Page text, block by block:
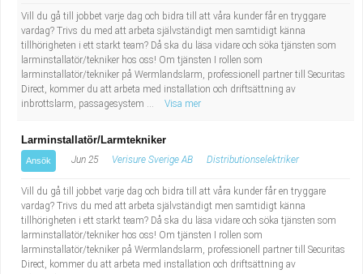
Vill du gå till jobbet varje dag och bidra till att våra kunder får en tryggare
vardag? Trivs du med att arbeta självständigt men samtidigt känna
tillhörigheten i ett starkt team? Då ska du läsa vidare och söka tjänsten som
larminstallatör/tekniker hos oss! Om tjänsten I rollen som
larminstallatör/tekniker på Wermlandslarm, professionell partner till Securitas
Direct, kommer du att arbeta med installation och driftsättning av
inbrottslarm, passagesystem ...
Visa mer
Larminstallatör/Larmtekniker
Ansök Jun 25 Verisure Sverige AB Distributionselektriker
Vill du gå till jobbet varje dag och bidra till att våra kunder får en tryggare
vardag? Trivs du med att arbeta självständigt men samtidigt känna
tillhörigheten i ett starkt team? Då ska du läsa vidare och söka tjänsten som
larminstallatör/tekniker hos oss! Om tjänsten I rollen som
larminstallatör/tekniker på Wermlandslarm, professionell partner till Securitas
Direct, kommer du att arbeta med installation och driftsättning av